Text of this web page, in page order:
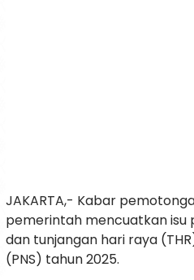
JAKARTA,- Kabar
pemerintah mencuatkan isu
dan tunjangan hari raya
(PNS) tahun 2025.